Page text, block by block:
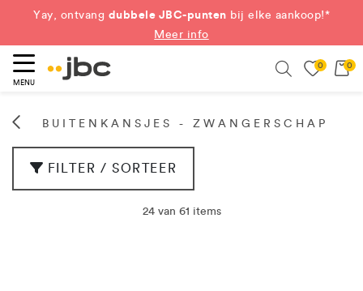
Yay, ontvang dubbele JBC-punten bij elke aankoop!*
Meer info
MENU
0 0
BUITENKANSJES - ZWANGERSCHAP
FILTER / SORTEER
24 van 61 items